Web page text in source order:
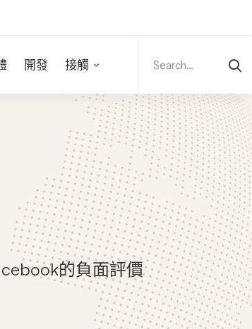
開發 接觸
for:
的負面評價